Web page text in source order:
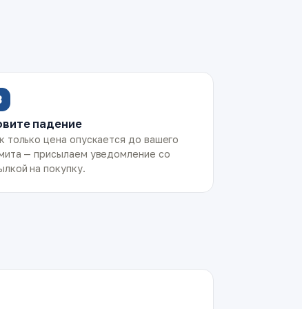
падение
только цена опускается до вашего
— присылаем уведомление со
на покупку.